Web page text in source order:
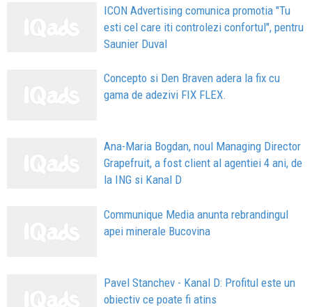
ICON Advertising comunica promotia "Tu
esti cel care iti controlezi confortul", pentru
Saunier Duval
Concepto si Den Braven adera la fix cu
gama de adezivi FIX FLEX.
Ana-Maria Bogdan, noul Managing Director
Grapefruit, a fost client al agentiei 4 ani, de
la ING si Kanal D
Communique Media anunta rebrandingul
apei minerale Bucovina
Pavel Stanchev - Kanal D: Profitul este un
obiectiv ce poate fi atins